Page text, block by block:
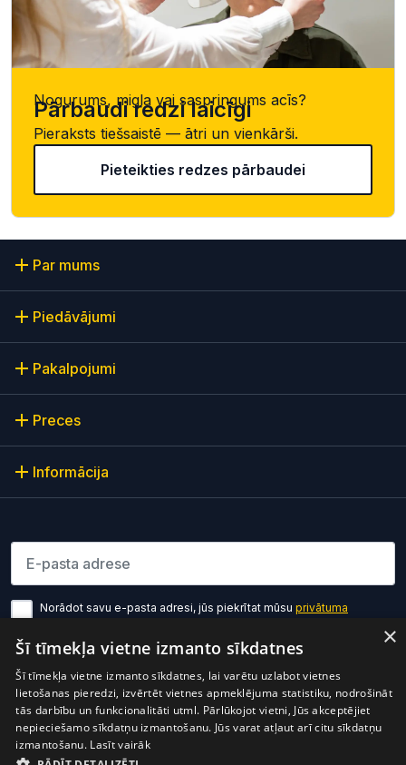
Nogurums, migla vai saspringums acīs?
Pārbaudi redzi laicīgi
Pieraksts tiešsaistē — ātri un vienkārši.
Pieteikties redzes pārbaudei
Par mums
Piedāvājumi
Pakalpojumi
Preces
Informācija
Lūdzu ievadiet e-pasta adresi
Norādot savu e-pasta adresi, jūs piekrītat mūsu privātuma
×
Šī tīmekļa vietne izmanto sīkdatnes
Šī tīmekļa vietne izmanto sīkdatnes, lai varētu uzlabot vietnes
lietošanas pieredzi, izvērtēt vietnes apmeklējuma statistiku, nodrošināt
tās darbību un funkcionalitāti utml. Pārlūkojot vietni, Jūs akceptējiet
nepieciešamo sīkdatņu izmantošanu. Jūs varat atļaut arī citu sīkdatņu
izmantošanu. Lasīt vairāk